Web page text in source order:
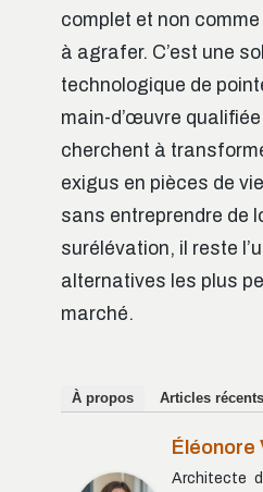
complet et non
à agrafer. C’est une
technologique de
main-d’œuvre
cherchent à
exigus en pièces de
sans entreprendre de
surélévation, il reste
alternatives les plus
marché.
À propos Articles récents
Éléonore
Architecte